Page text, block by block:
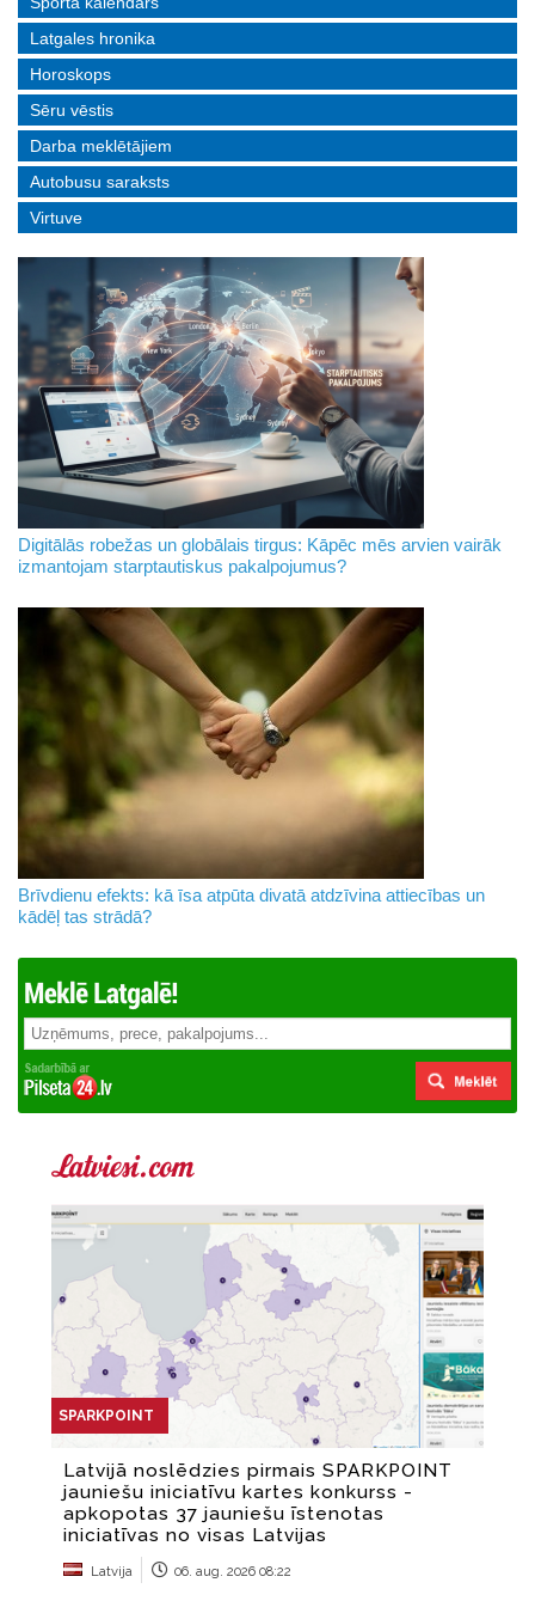
Latgales hronika
Horoskops
Sēru vēstis
Darba meklētājiem
Autobusu saraksts
Virtuve
Digitālās robežas un globālais tirgus: Kāpēc mēs arvien vairāk
izmantojam starptautiskus pakalpojumus?
Brīvdienu efekts: kā īsa atpūta divatā atdzīvina attiecības un
kādēļ tas strādā?